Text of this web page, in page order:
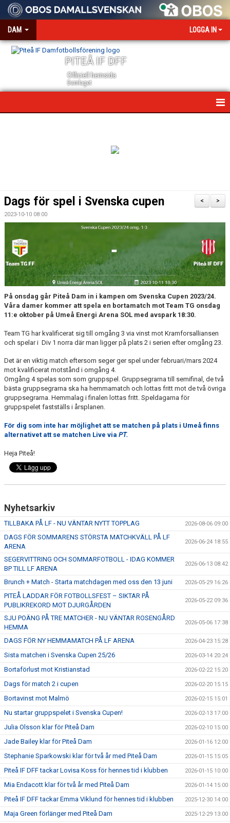
DAM LOGGA IN
PITEÅ IF DFF
Officiell hemsida
Damlaget
KALENDER
MATCHER & SERIETABELL
>
<
Dags för spel i Svenska cupen
2023-10-10 08:00
På onsdag går Piteå Dam in i kampen om Svenska Cupen 2023/24.
Våra damer kommer att spela en bortamatch mot Team TG onsdag
11:e oktober på Umeå Energi Arena SOL med avspark 18:30.
Team TG har kvalificerat sig till omgång 3 via vinst mot Kramforsalliansen
och spelar i Div 1 norra där man ligger på plats 2 i serien efter omgång 23.
Det är en viktig match eftersom seger ger spel under februari/mars 2024
mot kvalificerat motstånd i omgång 4.
Omgång 4 spelas som som gruppspel. Gruppsegrarna till semifinal, de två
bästa gruppsegrarna ska ha hemmamatch och lottas fritt mot de två övriga
gruppsegrarna. Hemmalag i finalen lottas fritt. Speldagarna för
gruppspelet fastställs i årsplanen.
För dig som inte har möjlighet att se matchen på plats i Umeå finns
alternativet att se matchen Live via PT.
Heja Piteå!
Nyhetsarkiv
TILLBAKA PÅ LF - NU VÄNTAR NYTT TOPPLAG 2026-08-06 09:00
DAGS FÖR SOMMARENS STÖRSTA MATCHKVÄLL PÅ LF
ARENA
2026-06-24 18:55
SEGERVITTRING OCH SOMMARFOTBOLL - IDAG KOMMER
BP TILL LF ARENA
2026-06-13 08:42
Brunch + Match - Starta matchdagen med oss den 13 juni 2026-05-29 16:26
PITEÅ LADDAR FÖR FOTBOLLSFEST – SIKTAR PÅ
PUBLIKREKORD MOT DJURGÅRDEN
2026-05-22 09:36
SJU POÄNG PÅ TRE MATCHER - NU VÄNTAR ROSENGÅRD
HEMMA
2026-05-06 17:38
DAGS FÖR NY HEMMAMATCH PÅ LF ARENA 2026-04-23 15:28
Sista matchen i Svenska Cupen 25/26 2026-03-14 20:24
Bortaförlust mot Kristianstad 2026-02-22 15:20
Dags för match 2 i cupen 2026-02-20 15:15
Bortavinst mot Malmö 2026-02-15 15:01
Nu startar gruppspelet i Svenska Cupen! 2026-02-13 17:00
Julia Olsson klar för Piteå Dam 2026-02-10 15:00
Jade Bailey klar för Piteå Dam 2026-01-16 12:00
Stephanie Sparkowski klar för två år med Piteå Dam 2026-01-15 15:05
Piteå IF DFF tackar Lovisa Koss för hennes tid i klubben 2026-01-15 10:00
Mia Endacott klar för två år med Piteå Dam 2026-01-14 15:00
Piteå IF DFF tackar Emma Viklund för hennes tid i klubben 2025-12-30 14:00
Maja Green förlänger med Piteå Dam 2025-12-29 13:00